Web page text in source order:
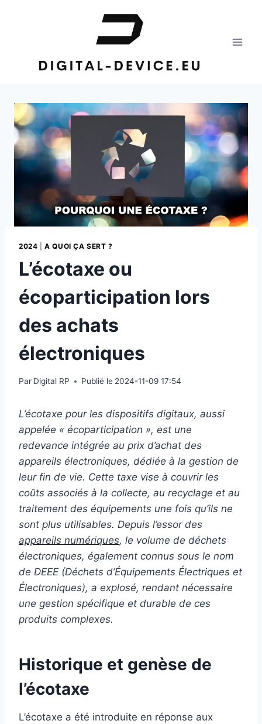
2024 |A QUOI ÇA SERT ?
L’écotaxe ou
écoparticipation lors
des achats
électroniques
Par Digital RP Publié le 2024-11-09 17:54
L’écotaxe pour les dispositifs digitaux, aussi
appelée « écoparticipation », est une
redevance intégrée au prix d’achat des
appareils électroniques, dédiée à la gestion de
leur fin de vie. Cette taxe vise à couvrir les
coûts associés à la collecte, au recyclage et au
traitement des équipements une fois qu’ils ne
sont plus utilisables. Depuis l’essor des
appareils numériques, le volume de déchets
électroniques, également connus sous le nom
de DEEE (Déchets d’Équipements Électriques et
Électroniques), a explosé, rendant nécessaire
une gestion spécifique et durable de ces
produits complexes.
Historique et genèse de
l’écotaxe
L’écotaxe a été introduite en réponse aux